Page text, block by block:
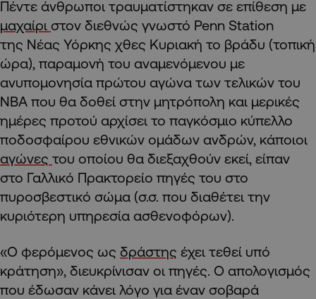
Πέντε άνθρωποι τραυματίστηκαν σε επίθεση με
μαχαίρι στον διεθνώς γνωστό Penn Station
της Νέας Υόρκης χθες Κυριακή το βράδυ (τοπική
ώρα), παραμονή του αναμενόμενου με
ανυπομονησία πρώτου αγώνα των τελικών του
NBA που θα δοθεί στην μητρόπολη και μερικές
ημέρες προτού αρχίσει το παγκόσμιο κύπελλο
ποδοσφαίρου εθνικών ομάδων ανδρών, κάποιοι
αγώνες του οποίου θα διεξαχθούν εκεί, είπαν
στο Γαλλικό Πρακτορείο πηγές του στο
πυροσβεστικό σώμα (σ.σ. που διαθέτει την
κυριότερη υπηρεσία ασθενοφόρων).
«Ο φερόμενος ως δράστης έχει τεθεί υπό
κράτηση», διευκρίνισαν οι πηγές. Ο απολογισμός
που έδωσαν κάνει λόγο για έναν σοβαρά